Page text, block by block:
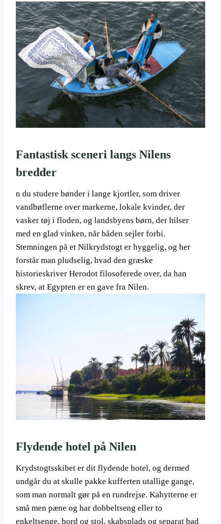
Fantastisk sceneri langs Nilens
bredder
n du studere bønder i lange kjortler, som driver
vandbøflerne over markerne, lokale kvinder, der
vasker tøj i floden, og landsbyens børn, der hilser
med en glad vinken, når båden sejler forbi.
Stemningen på et Nilkrydstogt er hyggelig, og her
forstår man pludselig, hvad den græske
historieskriver Herodot filosoferede over, da han
skrev, at Egypten er en gave fra Nilen.
Flydende hotel på Nilen
Krydstogtsskibet er dit flydende hotel, og dermed
undgår du at skulle pakke kufferten utallige gange,
som man normalt gør på en rundrejse. Kahytterne er
små men pæne og har dobbeltseng eller to
enkeltsenge, bord og stol, skabsplads og separat bad